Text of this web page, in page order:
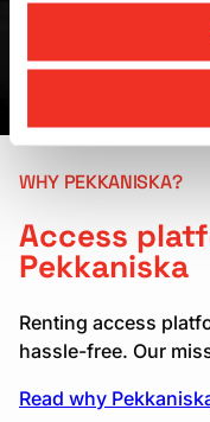
WHY PEKKANISKA?
Access
Pekkaniska
Renting access
hassle-free. Our
Read why